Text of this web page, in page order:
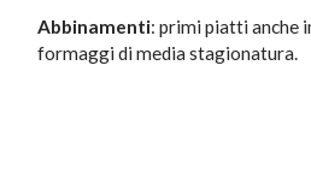
Abbinamenti: primi piatti anche
formaggi di media stagionatura.